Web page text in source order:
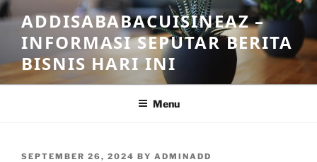
Skip
to
content
ADDISABABACUISINEAZ –
INFORMASI SEPUTAR BERITA
BISNIS HARI INI
Menu
POSTED
SEPTEMBER 26, 2024 BY ADMINADD